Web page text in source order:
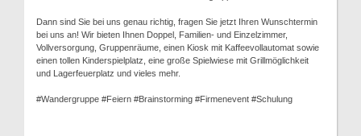
Dann sind Sie bei uns genau richtig, fragen Sie jetzt Ihren Wunschtermin
bei uns an! Wir bieten Ihnen Doppel, Familien- und Einzelzimmer,
Vollversorgung, Gruppenräume, einen Kiosk mit Kaffeevollautomat sowie
einen tollen Kinderspielplatz, eine große Spielwiese mit Grillmöglichkeit
und Lagerfeuerplatz und vieles mehr.
#Wandergruppe #Feiern #Brainstorming #Firmenevent #Schulung